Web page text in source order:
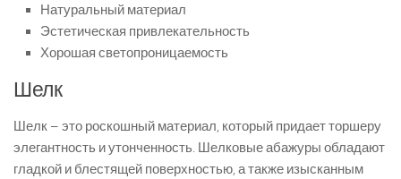
Натуральный материал
Эстетическая привлекательность
Хорошая светопроницаемость
Шелк
Шелк – это роскошный материал, который придает торшеру
элегантность и утонченность. Шелковые абажуры обладают
гладкой и блестящей поверхностью, а также изысканным